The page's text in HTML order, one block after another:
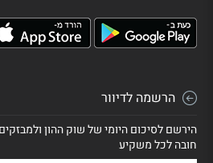
הרשמה לדיוור
הירשם לסיכום היומי של שוק ההון
חובה לכל משקיע